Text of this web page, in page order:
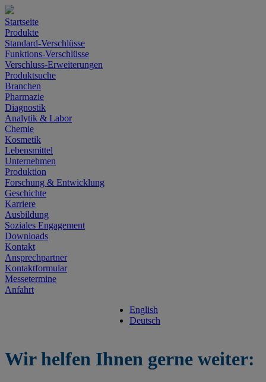
Startseite
Produkte
Standard-Verschlüsse
Funktions-Verschlüsse
Verschluss-Erweiterungen
Produktsuche
Branchen
Pharmazie
Diagnostik
Analytik & Labor
Chemie
Kosmetik
Lebensmittel
Unternehmen
Produktion
Forschung & Entwicklung
Geschichte
Karriere
Ausbildung
Soziales Engagement
Downloads
Kontakt
Ansprechpartner
Kontaktformular
Messetermine
Anfahrt
English
Deutsch
Wir helfen Ihnen gerne weiter: